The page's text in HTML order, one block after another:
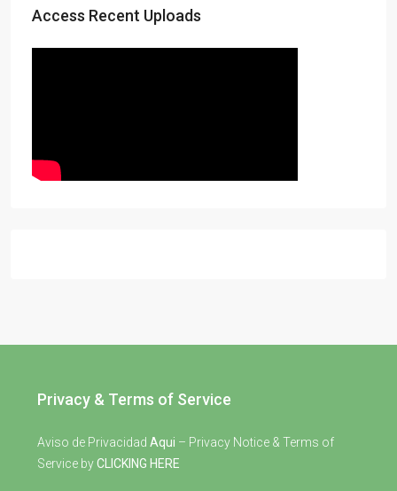
Access Recent Uploads
Privacy & Terms of Service
Aviso de Privacidad Aqui – Privacy Notice & Terms of
Service byCLICKING HERE